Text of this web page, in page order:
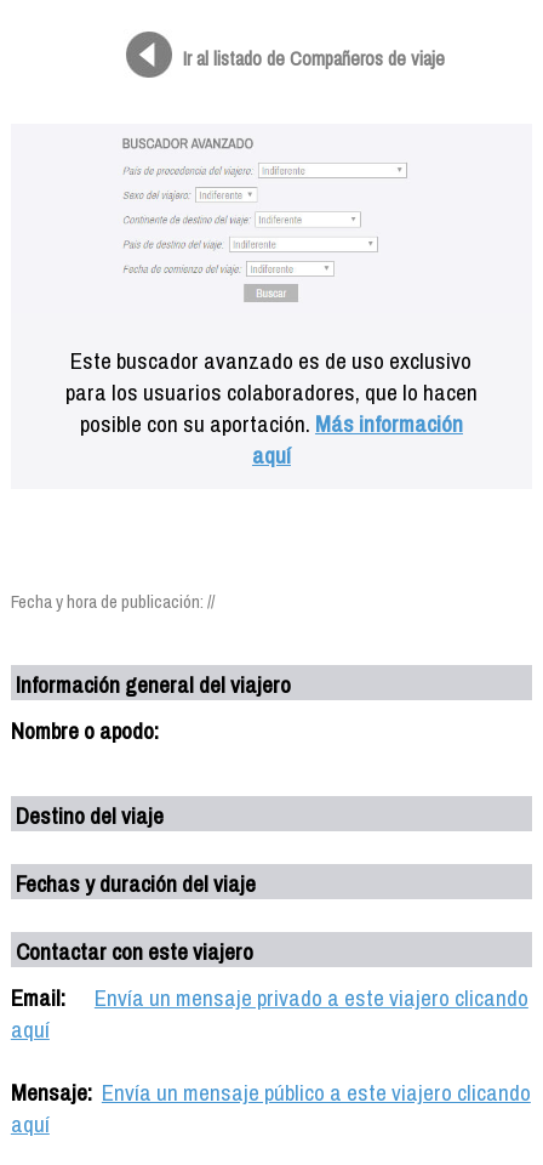
Ir al listado de Compañeros de viaje
Este buscador avanzado es de uso exclusivo
para los usuarios colaboradores, que lo hacen
posible con su aportación. Más información
aquí
Fecha y hora de publicación: //
Información general del viajero
Nombre o apodo:
Destino del viaje
Fechas y duración del viaje
Contactar con este viajero
Email:
Envía un mensaje privado a este viajero clicando
aquí
Mensaje: Envía un mensaje público a este viajero clicando
aquí